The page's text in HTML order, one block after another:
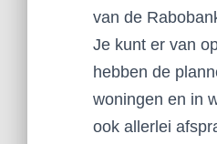
van de
Je kunt er van
hebben de
woningen en in
ook allerlei